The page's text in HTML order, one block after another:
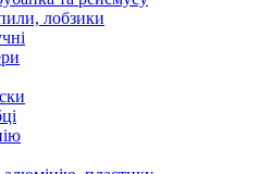
лобзики